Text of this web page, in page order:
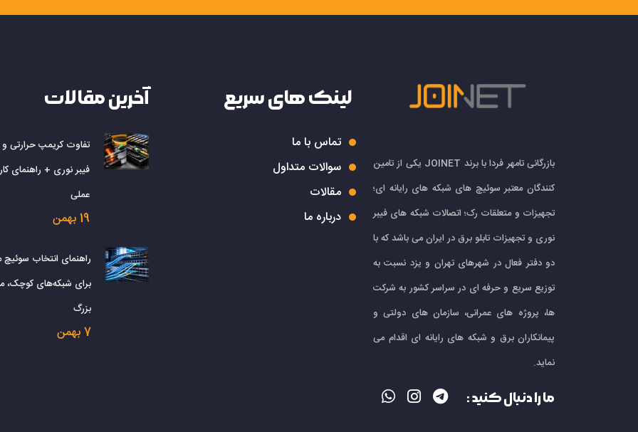
بازرگانی تامهر فردا با برند JOINET یکی از تامین
کنندگان معتبر سوئیچ های شبکه های رایانه ای؛
تجهیزات و متعلقات رک؛ اتصالات شبکه های فیبر
نوری و تجهیزات تابلو برق در ایران می باشد که با
دو دفتر فعال در شهرهای تهران و یزد نسبت به
توزیع سریع و حرفه ای در سراسر کشور به شرکت
ها، پروژه های عمرانی، سازمان های دولتی و
پیمانکاران برق و شبکه های رایانه ای اقدام می
نماید.
ما را دنبال کنید :
لینک های سریع
تماس با ما
سوالات متداول
مقالات
درباره ما
آخرین مقالات
تفاوت کریمپ حرارتی
فیبر نوری + راهنمای
عملی
19 بهمن
راهنمای انتخاب
برای شبکه‌های کوچک،
بزرگ
7 بهمن